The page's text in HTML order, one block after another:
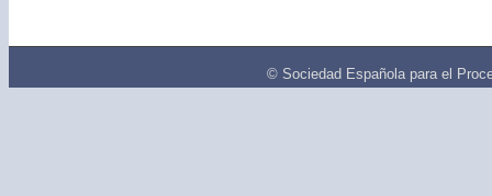
© Sociedad Española para el